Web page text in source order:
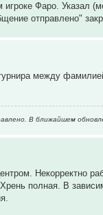
Фаро. Указал
отправлено"
между
В ближайшем
Некорректно
полная. В